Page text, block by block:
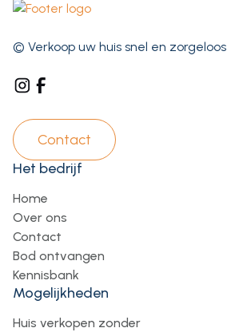
© Verkoop uw huis snel en zorgeloos
Contact
Het bedrijf
Home
Over ons
Contact
Bod ontvangen
Kennisbank
Mogelijkheden
Huis verkopen zonder